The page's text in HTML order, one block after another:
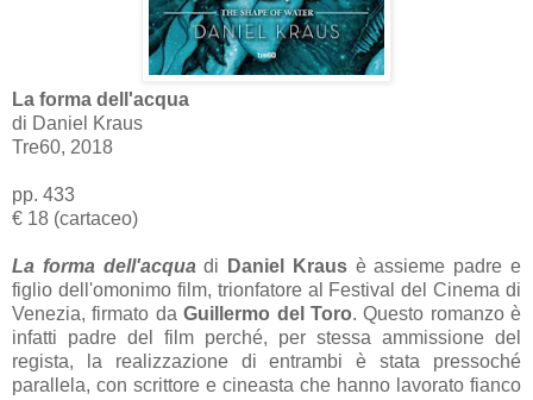
La forma dell'acqua
di Daniel Kraus
Tre60, 2018
pp. 433
€ 18 (cartaceo)
La forma dell'acqua di Daniel Krausè assieme padre e
figlio dell'omonimo film, trionfatore al Festival del Cinema di
Venezia, firmato daGuillermo del Toro. Questo romanzo è
infatti padre del film perché, per stessa ammissione del
regista, la realizzazione di entrambi è stata pressoché
parallela, con scrittore e cineasta che hanno lavorato fianco